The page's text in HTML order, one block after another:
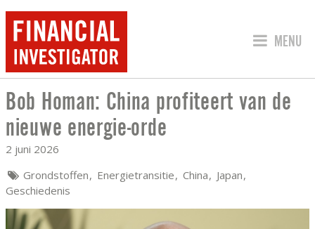
SPRING
MENU
BOB HOMAN: CHINA PROFITEERT VAN
Bob Homan: China profiteert van de
nieuwe energie-orde
2 juni 2026
Grondstoffen Energietransitie China Japan
Geschiedenis